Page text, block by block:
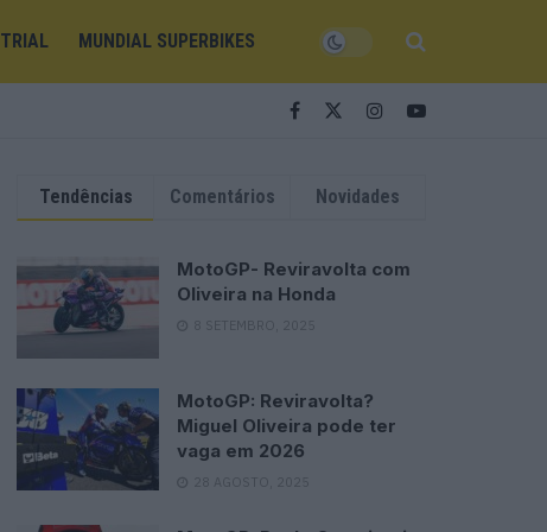
TRIAL MUNDIAL SUPERBIKES
Tendências Comentários Novidades
MotoGP- Reviravolta com
Oliveira na Honda
8 SETEMBRO, 2025
MotoGP: Reviravolta?
Miguel Oliveira pode ter
vaga em 2026
28 AGOSTO, 2025